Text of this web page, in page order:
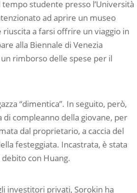
tempo studente presso l’Università
ad aprire un museo
riuscita a farsi offrire un viaggio in
alla Biennale di Venezia
rimborso delle spese per il
“dimentica”. In seguito, però,
di compleanno della giovane, per
dal proprietario, a caccia del
festeggiata. Incastrata, è stata
con Huang.
investitori privati, Sorokin ha